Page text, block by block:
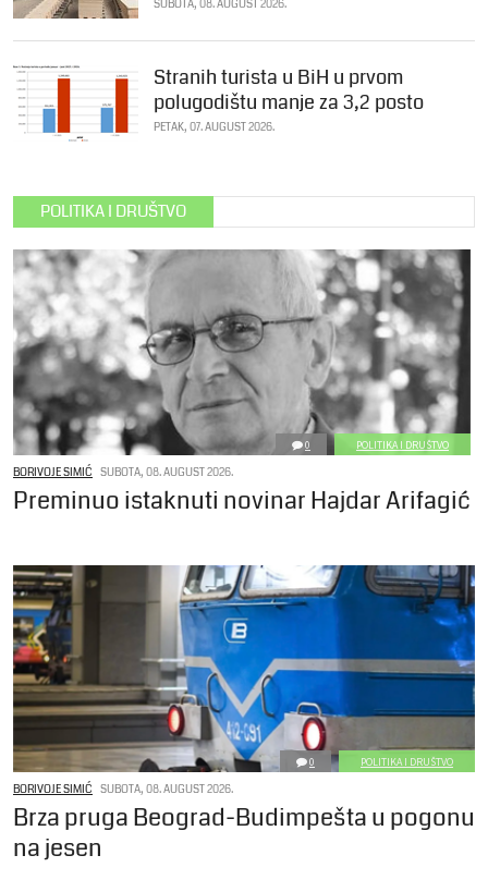
SUBOTA, 08. AUGUST 2026.
Stranih turista u BiH u prvom
polugodištu manje za 3,2 posto
PETAK, 07. AUGUST 2026.
POLITIKA I DRUŠTVO
0 POLITIKA I DRUŠTVO
BORIVOJE SIMIĆ SUBOTA, 08. AUGUST 2026.
Preminuo istaknuti novinar Hajdar Arifagić
0 POLITIKA I DRUŠTVO
BORIVOJE SIMIĆ SUBOTA, 08. AUGUST 2026.
Brza pruga Beograd-Budimpešta u pogonu
na jesen